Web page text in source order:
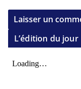
L’édition du jour